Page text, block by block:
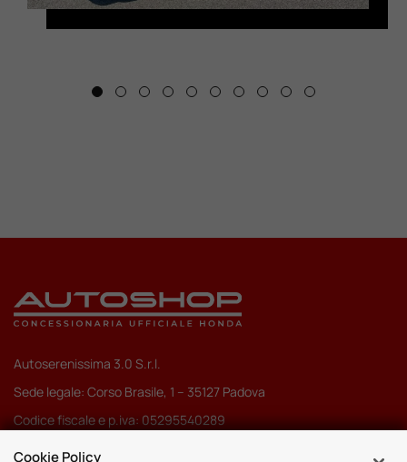
Autoserenissima 3.0 S.r.l.
Sede legale: Corso Brasile, 1 – 35127 Padova
Codice fiscale e p.iva: 05295540289
Pec:autoserenissima3.0srl@legalmail.it
Cookie Policy